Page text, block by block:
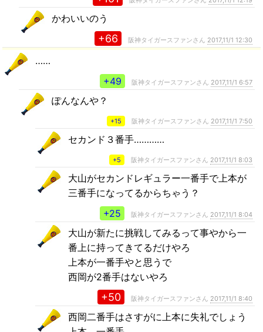
かわいいのう
+66 阪神タイガースファンさん 2017,11/1 12:30
……
+49
阪神タイガースファンさん 2017,11/1 6:57
ぽんなんや？
+15 阪神タイガースファンさん 2017,11/1 7:50
セカンド３番手…………
+5 阪神タイガースファンさん 2017,11/1 8:03
大山がセカンドレギュラー一番手で上本が
三番手になってるからちゃう？
+25
阪神タイガースファンさん 2017,11/1 8:04
大山が新たに挑戦してみるって事やから一
番上に持ってきてるだけやろ
上本が一番手やと思うで
西岡が2番手はないやろ
+50 阪神タイガースファンさん 2017,11/1 8:40
西岡二番手はさすがに上本に失礼でしょう